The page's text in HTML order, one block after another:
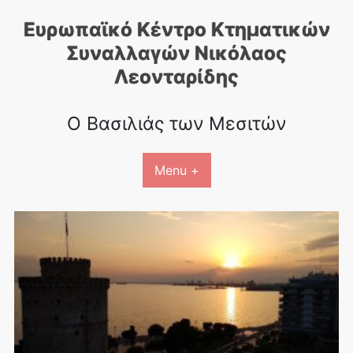
Ευρωπαϊκό Κέντρο Κτηματικών
Συναλλαγών Nικόλαος
Λεονταρίδης
Ο Βασιλιάς των Μεσιτών
Menu +